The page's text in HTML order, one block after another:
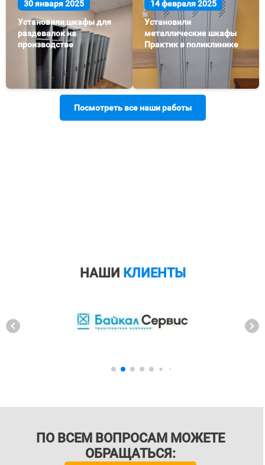
30 января 2025
Установили шкафы для
раздевалок на
производстве
14 февраля 2025
Установили
металлические шкафы
Практик в поликлинике
Посмотреть все наши работы
НАШИ КЛИЕНТЫ
ПО ВСЕМ ВОПРОСАМ МОЖЕТЕ
ОБРАЩАТЬСЯ: